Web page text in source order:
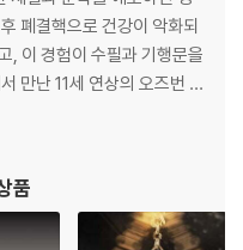
폐결핵으로 건강이 악화되
, 이 경험이 수필과 기행문을
만난 11세 연상의 오즈번 부
. 1883년 대표작 중 하나인
높아졌고, 이어 『지킬 박사
품